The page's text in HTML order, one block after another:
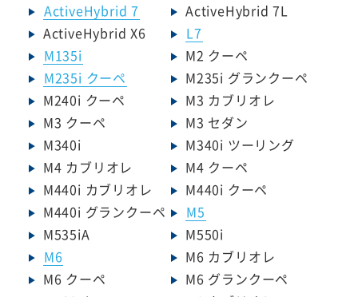
ActiveHybrid 7
ActiveHybrid 7L
ActiveHybrid X6
L7
M135i
M2 クーペ
M235i クーペ
M235i グランクーペ
M240i クーペ
M3 カブリオレ
M3 クーペ
M3 セダン
M340i
M340i ツーリング
M4 カブリオレ
M4 クーペ
M440i カブリオレ
M440i クーペ
M440i グランクーペ
M5
M535iA
M550i
M6
M6 カブリオレ
M6 クーペ
M6 グランクーペ